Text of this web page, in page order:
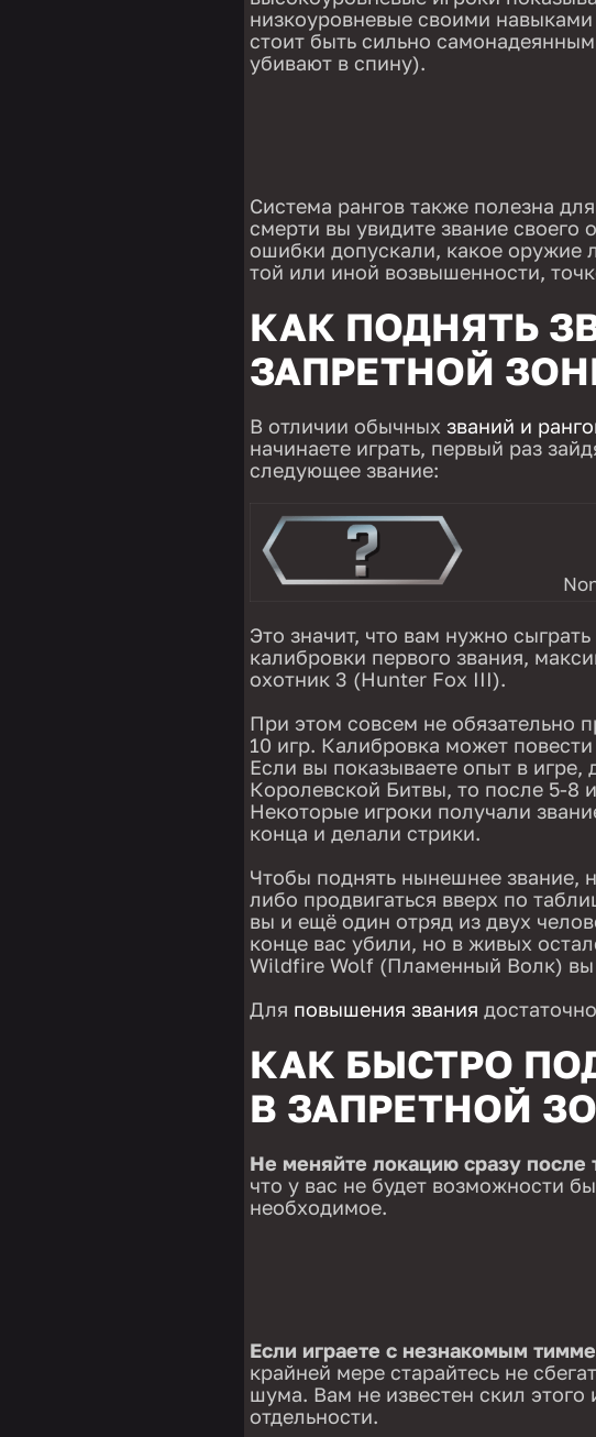
низкоуровневые своими
стоит быть сильно
убивают в спину).
Система рангов также полезна
смерти вы увидите звание своего
ошибки допускали, какое оружие
той или иной возвышенности,
КАК ПОДНЯТЬ
ЗАПРЕТНОЙ
В отличии обычных званий и
начинаете играть, первый раз
следующее звание:
Это значит, что вам нужно
калибровки первого звания,
охотник 3 (Hunter Fox III).
При этом совсем не обязательно
10 игр. Калибровка может
Если вы показываете опыт в
Королевской Битвы, то после 5-8
Некоторые игроки получали
конца и делали стрики.
Чтобы поднять нынешнее звание,
либо продвигаться вверх по
вы и ещё один отряд из двух
конце вас убили, но в живых
Wildfire Wolf (Пламенный Волк) вы
Для повышения звания
КАК БЫСТРО
В ЗАПРЕТНОЙ
Не меняйте локацию сразу после
что у вас не будет возможности
необходимое.
Если играете с незнакомым
крайней мере старайтесь не
шума. Вам не известен скил этого
отдельности.